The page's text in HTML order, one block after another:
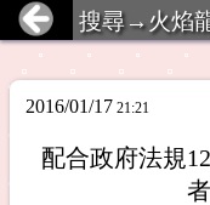
搜尋→火焰
2016/01/17 21:21
配合政府法規